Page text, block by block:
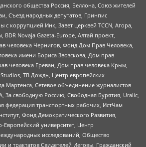
общества Россия, Беллона, Союз жителей
Съезд народных депутатов, Гринпис
коррупцией Инк, Завет церквей TCCN, Агора,
Novaja Gazeta-Europe, Алтай проект,
человека Чернигов, Фонд Дом Прав Человека,
имени Бориса Звозскова, Дом прав
человека Ереван, Дом прав человека Крым,
Studios, ТВ Дождь, Центр европейских
Мартенса, Сетевое объединение журналистов
За свободную Россию, Свободная Бурятия, Uralic,
федерация транспортных рабочих, ИстЧам
Фонд Демократического Развития,
Европейский университет, Центр
исследований, Общество
и трактатов Свидетелей Иеговы, Гражданский